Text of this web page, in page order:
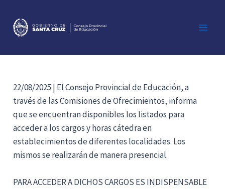
contenido
22/08/2025 | El Consejo Provincial de Educación, a
través de las Comisiones de Ofrecimientos, informa
que se encuentran disponibles los listados para
acceder a los cargos y horas cátedra en
establecimientos de diferentes localidades. Los
mismos se realizarán de manera presencial.
PARA ACCEDER A DICHOS CARGOS ES INDISPENSABLE